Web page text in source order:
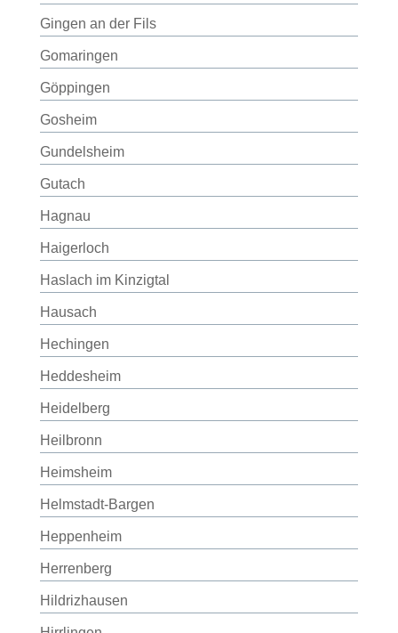
Gingen an der Fils
Gomaringen
Göppingen
Gosheim
Gundelsheim
Gutach
Hagnau
Haigerloch
Haslach im Kinzigtal
Hausach
Hechingen
Heddesheim
Heidelberg
Heilbronn
Heimsheim
Helmstadt-Bargen
Heppenheim
Herrenberg
Hildrizhausen